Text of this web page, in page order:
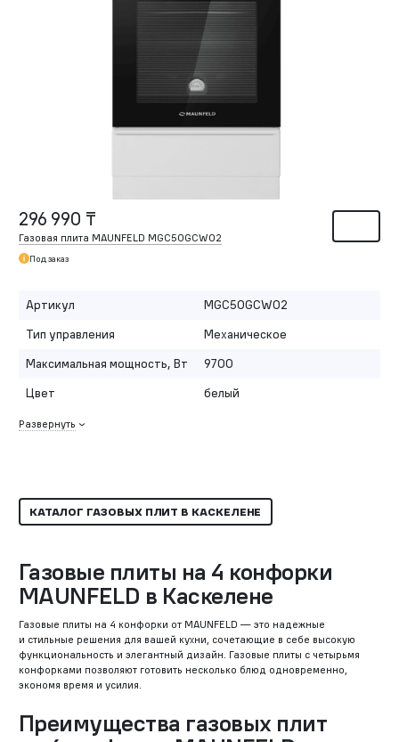
296 990 ₸
Газовая плита MAUNFELD MGC50GCW02
Под заказ
Артикул
MGC50GCW02
Тип управления
Механическое
Максимальная мощность, Вт
9700
Цвет
белый
Развернуть
КАТАЛОГ ГАЗОВЫХ ПЛИТ В КАСКЕЛЕНЕ
Газовые плиты на 4 конфорки
MAUNFELD в Каскелене
Газовые плиты на 4 конфорки от MAUNFELD — это надежные
и стильные решения для вашей кухни, сочетающие в себе высокую
функциональность и элегантный дизайн. Газовые плиты с четырьмя
конфорками позволяют готовить несколько блюд одновременно,
экономя время и усилия.
Преимущества газовых плит